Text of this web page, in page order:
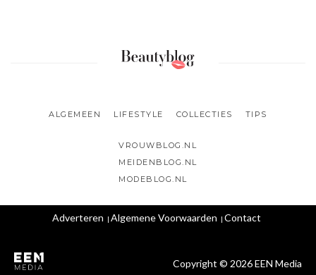
ALGEMEEN LIFESTYLE COLLECTIES TIPS
VROUWBLOG.NL
MEIDENBLOG.NL
MODEBLOG.NL
Copyright © 2026 EEN Media
Adverteren Algemene Voorwaarden Contact